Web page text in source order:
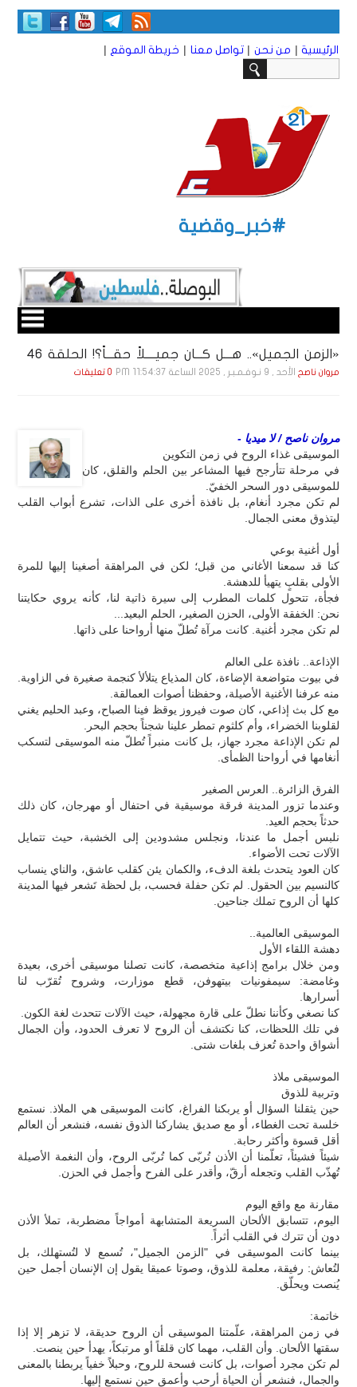
الرئيسية | من نحن | تواصل معنا | خريطة الموقع |
#خبر_وقضية
«الزمن الجميل».. هـــل كـــان جميــــلاً حقـــاً؟! الحلقة ٤٦
مروان ناصح الأحد , 9 نـوفـمـبـر , 2025 الساعة 11:54:37 PM 0 تعليقات
مروان ناصح / لا ميديا -
الموسيقى غذاء الروح في زمن التكوين
في مرحلة تتأرجح فيها المشاعر بين الحلم والقلق، كان
للموسيقى دور السحر الخفيّ.
لم تكن مجرد أنغام، بل نافذة أخرى على الذات، تشرع أبواب القلب
ليتذوق معنى الجمال.
أول أغنية بوعي
كنا قد سمعنا الأغاني من قبل؛ لكن في المراهقة أصغينا إليها للمرة
الأولى بقلبٍ يتهيأ للدهشة.
فجأة، تتحول كلمات المطرب إلى سيرة ذاتية لنا، كأنه يروي حكايتنا
نحن: الخفقة الأولى، الحزن الصغير، الحلم البعيد...
لم تكن مجرد أغنية. كانت مرآة تُطلّ منها أرواحنا على ذاتها.
الإذاعة.. نافذة على العالم
في بيوت متواضعة الإضاءة، كان المذياع يتلألأ كنجمة صغيرة في الزاوية.
منه عرفنا الأغنية الأصيلة، وحفظنا أصوات العمالقة.
مع كل بث إذاعي، كان صوت فيروز يوقظ فينا الصباح، وعبد الحليم يغني
لقلوبنا الخضراء، وأم كلثوم تمطر علينا شجناً بحجم البحر.
لم تكن الإذاعة مجرد جهاز، بل كانت منبراً تُطلّ منه الموسيقى لتسكب
أنغامها في أرواحنا الظمأى.
الفرق الزائرة.. العرس الصغير
وعندما تزور المدينة فرقة موسيقية في احتفال أو مهرجان، كان ذلك
حدثاً بحجم العيد.
نلبس أجمل ما عندنا، ونجلس مشدودين إلى الخشبة، حيث تتمايل
الآلات تحت الأضواء.
كان العود يتحدث بلغة الدفء، والكمان يئن كقلب عاشق، والناي ينساب
كالنسيم بين الحقول. لم تكن حفلة فحسب، بل لحظة تَشعر فيها المدينة
كلها أن الروح تملك جناحين.
الموسيقى العالمية..
دهشة اللقاء الأول
ومن خلال برامج إذاعية متخصصة، كانت تصلنا موسيقى أخرى، بعيدة
وغامضة: سيمفونيات بيتهوفن، قطع موزارت، وشروح تُقرّب لنا
أسرارها.
كنا نصغي وكأننا نطلّ على قارة مجهولة، حيث الآلات تتحدث لغة الكون.
في تلك اللحظات، كنا نكتشف أن الروح لا تعرف الحدود، وأن الجمال
أشواق واحدة تُعزف بلغات شتى.
الموسيقى ملاذ
وتربية للذوق
حين يثقلنا السؤال أو يربكنا الفراغ، كانت الموسيقى هي الملاذ. نستمع
خلسة تحت الغطاء، أو مع صديق يشاركنا الذوق نفسه، فنشعر أن العالم
أقل قسوة وأكثر رحابة.
شيئاً فشيئاً، تعلّمنا أن الأذن تُربّى كما تُربّى الروح، وأن النغمة الأصيلة
تُهذّب القلب وتجعله أرقّ، وأقدر على الفرح وأجمل في الحزن.
مقارنة مع واقع اليوم
اليوم، تتسابق الألحان السريعة المتشابهة أمواجاً مضطربة، تملأ الأذن
دون أن تترك في القلب أثراً.
بينما كانت الموسيقى في "الزمن الجميل"، تُسمع لا لتُستهلك، بل
لتُعاش: رفيقة، معلمة للذوق، وصوتا عميقا يقول إن الإنسان أجمل حين
يُنصت ويحلّق.
خاتمة:
في زمن المراهقة، علّمتنا الموسيقى أن الروح حديقة، لا تزهر إلا إذا
سقتها الألحان. وأن القلب، مهما كان قلقاً أو مرتبكاً، يهدأ حين ينصت.
لم تكن مجرد أصوات، بل كانت فسحة للروح، وحبلاً خفياً يربطنا بالمعنى
والجمال، فنشعر أن الحياة أرحب وأعمق حين نستمع إليها.